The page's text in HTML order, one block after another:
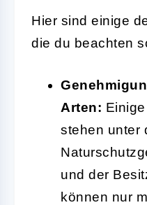
Hier sind einige
die du beachten
Arten:
stehen unter
und der
können nur